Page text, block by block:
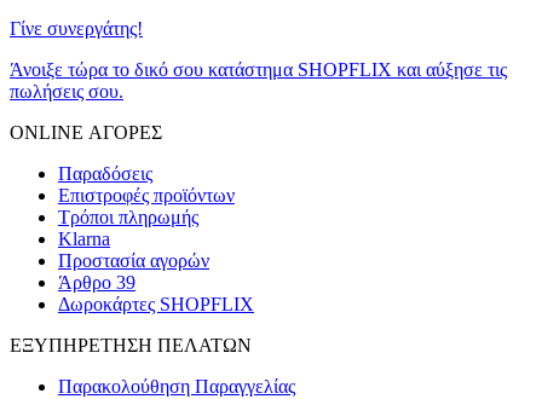
Γίνε συνεργάτης!
Άνοιξε τώρα το δικό σου κατάστημα SHOPFLIX και αύξησε τις
πωλήσεις σου.
ONLINE ΑΓΟΡΕΣ
Παραδόσεις
Επιστροφές προϊόντων
Τρόποι πληρωμής
Klarna
Προστασία αγορών
Άρθρο 39
Δωροκάρτες SHOPFLIX
ΕΞΥΠΗΡΕΤΗΣΗ ΠΕΛΑΤΩΝ
Παρακολούθηση Παραγγελίας